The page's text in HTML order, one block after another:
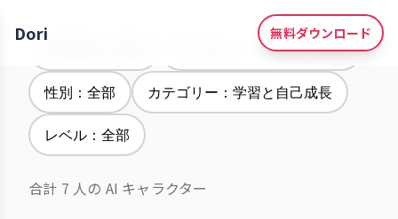
Dori 無料ダウンロード
アクセント：イギリス英語
性別：全部 カテゴリー：学習と自己成長
レベル：全部
合計 7 人の AI キャラクター